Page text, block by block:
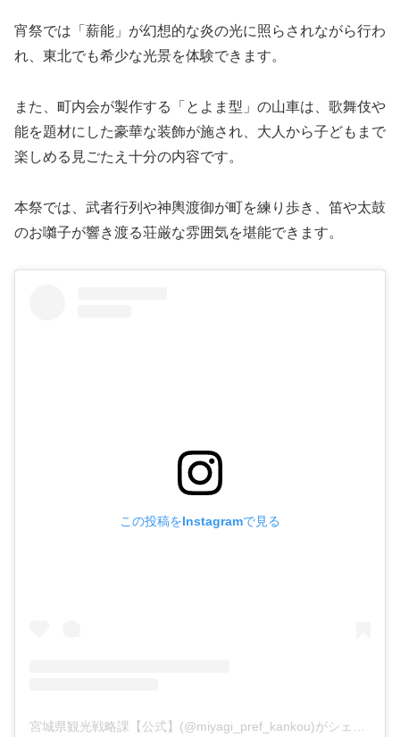
宵祭では「薪能」が幻想的な炎の光に照らされながら行わ
れ、東北でも希少な光景を体験できます。
また、町内会が製作する「とよま型」の山車は、歌舞伎や
能を題材にした豪華な装飾が施され、大人から子どもまで
楽しめる見ごたえ十分の内容です。
本祭では、武者行列や神輿渡御が町を練り歩き、笛や太鼓
のお囃子が響き渡る荘厳な雰囲気を堪能できます。
この投稿をInstagramで見る